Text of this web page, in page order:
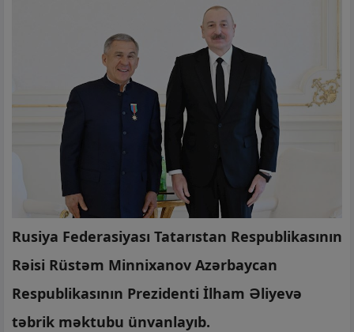
Rusiya Federasiyası Tatarıstan Respublikasının
Rəisi Rüstəm Minnixanov Azərbaycan
Respublikasının Prezidenti İlham Əliyevə
təbrik məktubu ünvanlayıb.